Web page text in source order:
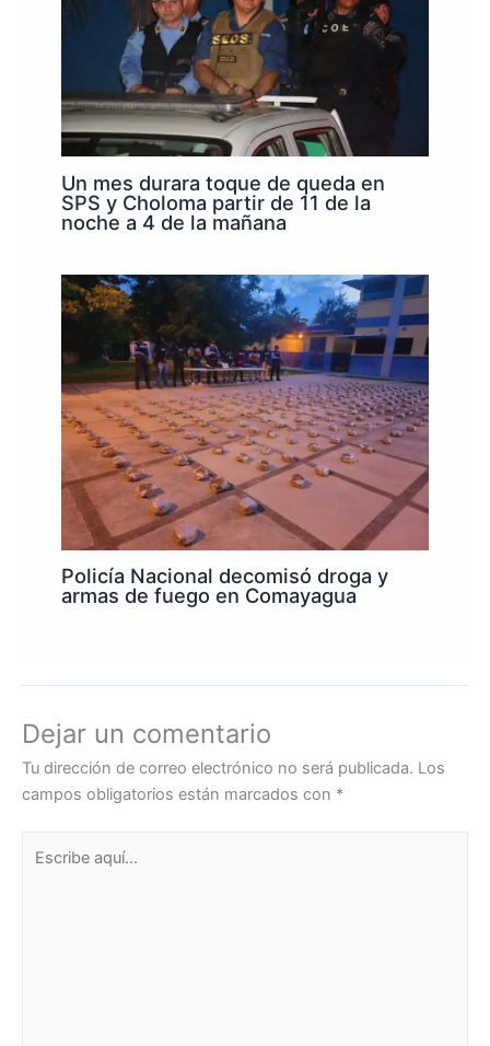
Un mes durara toque de queda en
SPS y Choloma partir de 11 de la
noche a 4 de la mañana
Policía Nacional decomisó droga y
armas de fuego en Comayagua
Dejar un comentario
Tu dirección de correo electrónico no será publicada. Los
campos obligatorios están marcados con *
aquí...